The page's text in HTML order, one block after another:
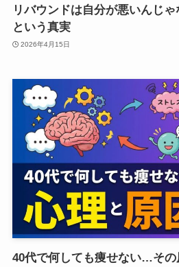
リバウンドは自分が悪いんじ
という真実
2026年4月15日
40代で何しても痩せない…その